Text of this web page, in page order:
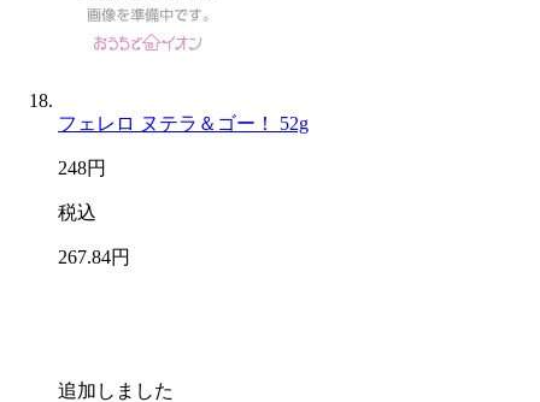
フェレロ ヌテラ＆ゴー！ 52g
248円
税込
267.84円
追加しました